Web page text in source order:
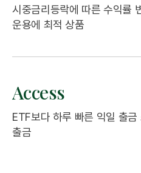
시중금리등락에 따른수익률
운용에 최적 상품
Access
ETF보다 하루 빠른 익일 출
출금